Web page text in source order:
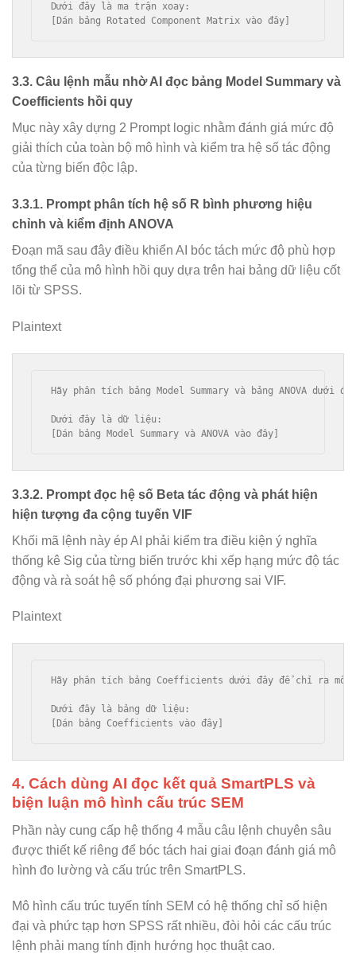
Dưới đây là ma trận xoay:
3.3. Câu lệnh mẫu nhờ AI đọc bảng Model Summary và
Coefficients hồi quy
Mục này xây dựng 2 Prompt logic nhằm đánh giá mức độ
giải thích của toàn bộ mô hình và kiểm tra hệ số tác động
của từng biến độc lập.
3.3.1. Prompt phân tích hệ số R bình phương hiệu
chỉnh và kiểm định ANOVA
Đoạn mã sau đây điều khiển AI bóc tách mức độ phù hợp
tổng thể của mô hình hồi quy dựa trên hai bảng dữ liệu cốt
lõi từ SPSS.
Plaintext
Hãy phân tích bảng Model Summary và bảng ANOVA
Dưới đây là dữ liệu:
3.3.2. Prompt đọc hệ số Beta tác động và phát hiện
hiện tượng đa cộng tuyến VIF
Khối mã lệnh này ép AI phải kiểm tra điều kiện ý nghĩa
thống kê Sig của từng biến trước khi xếp hạng mức độ tác
động và rà soát hệ số phóng đại phương sai VIF.
Plaintext
Hãy phân tích bảng Coefficients dưới đây để chỉ ra mối
Dưới đây là bảng dữ liệu:
4. Cách dùng AI đọc kết quả SmartPLS và
biện luận mô hình cấu trúc SEM
Phần này cung cấp hệ thống 4 mẫu câu lệnh chuyên sâu
được thiết kế riêng để bóc tách hai giai đoạn đánh giá mô
hình đo lường và cấu trúc trên SmartPLS.
Mô hình cấu trúc tuyến tính SEM có hệ thống chỉ số hiện
đại và phức tạp hơn SPSS rất nhiều, đòi hỏi các cấu trúc
lệnh phải mang tính định hướng học thuật cao.